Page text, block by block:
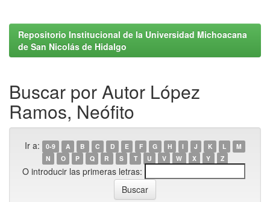
Repositorio Institucional de la Universidad Michoacana
de San Nicolás de Hidalgo
Buscar por Autor López
Ramos, Neófito
Ir a: 0-9 A B C D E F G H I J K L
M
N
O P Q R S T U V W X Y Z
O introducir las primeras letras: